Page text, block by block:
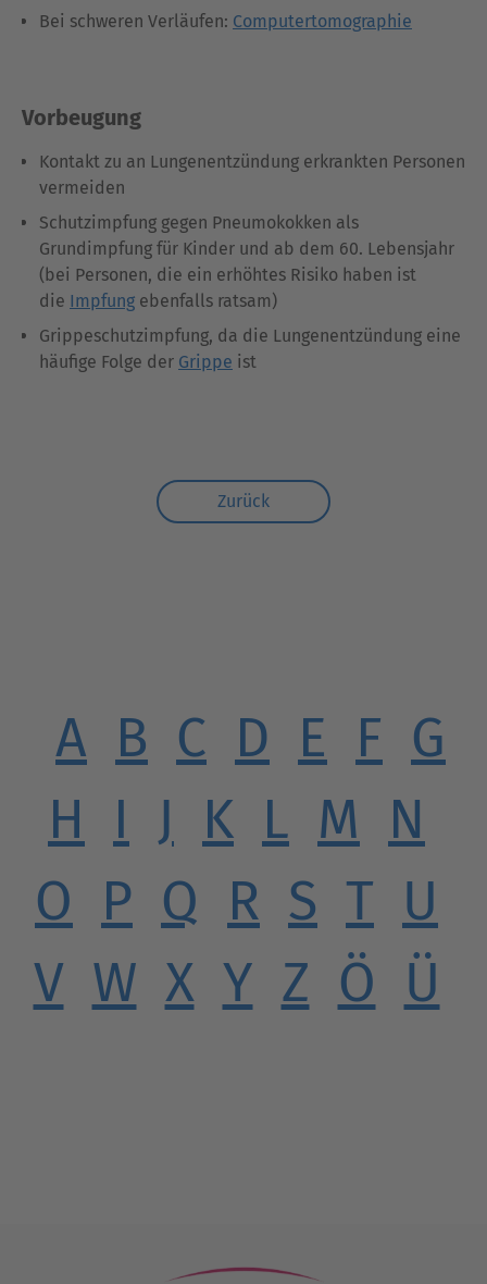
Bei schweren Verläufen: Computertomographie
Vorbeugung
Kontakt zu an Lungenentzündung erkrankten Personen
vermeiden
Schutzimpfung gegen Pneumokokken als
Grundimpfung für Kinder und ab dem 60. Lebensjahr
(bei Personen, die ein erhöhtes Risiko haben ist
die Impfung ebenfalls ratsam)
Grippeschutzimpfung, da die Lungenentzündung eine
häufige Folge der Grippe ist
Zurück
A B C D E F G
H I J K L M N
O P Q R S T U
V W X Y Z Ö Ü